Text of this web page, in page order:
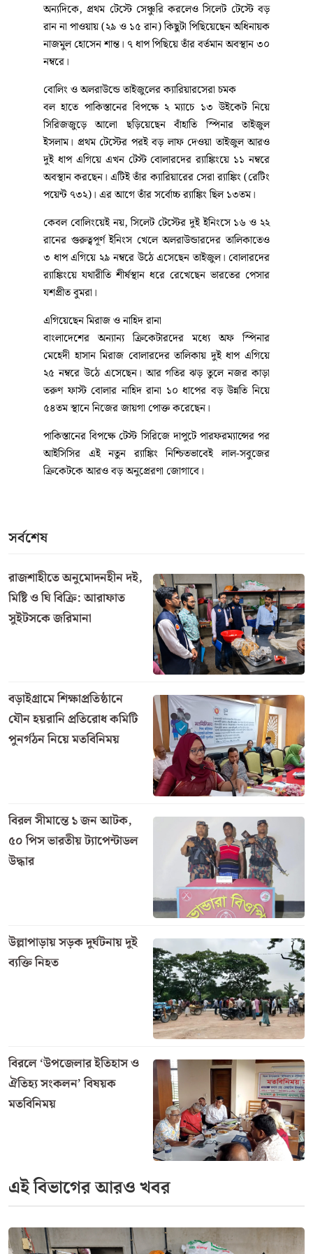
পাকিস্তানের বিপক্ষে সদ্য সমাপ্ত দুই ম্যাচের টেস্ট সিরিজে
দুর্দান্ত পারফরম্যান্সের বড় পুরস্কার পেলেন বাংলাদেশের
ক্রিকেটাররা। আন্তর্জাতিক ক্রিকেট কাউন্সিলের (আইসিসি)
দিয়েছেন মুশফিকুর রহিম ও স্পিনার তাইজুল ইসলাম। দুই
অভিজ্ঞ ক্রিকেটারই স্পর্শ করেছেন তাদের টেস্ট ক্যারিয়ারের
সর্বোচ্চ র‍্যাঙ্কিং।
ব্যাটিংয়ে মুশফিকের 'ষোলো' কলা পূর্ণ, উন্নতি লিটনেরও
পাকিস্তানের বিপক্ষে সিরিজে চার ইনিংসে একটি সেঞ্চুরি ও
একটি ফিফটিসহ মোট ২৫৩ রান করে 'সিরিজ সেরা' নির্বাচিত
আইসিসি টেস্ট ব্যাটসম্যানদের তালিকায় এক ধাক্কায় ১০ ধাপ
এগিয়ে ১৬তম স্থানে উঠে এসেছেন তিনি। দুই দশকের দীর্ঘ
আন্তর্জাতিক ক্যারিয়ারে এটিই মুশফিকের সেরা টেস্ট র‍্যাঙ্কিং।
এর আগে তাঁর সর্বোচ্চ অবস্থান ছিল ১৭তম।
উইকেটকিপার ব্যাটসম্যান লিটন দাস। সিরিজে একটি দুর্দান্ত
সেঞ্চুরিসহ ২৩৯ রান করা লিটন ১৪ ধাপ এগিয়ে বর্তমানে ২৪
নম্বর অবস্থানে জায়গা করে নিয়েছেন। তবে ব্যাটসম্যানদের
মধ্যে শীর্ষস্থানটি ধরে রেখেছেন ইংল্যান্ডের জো রুট।
অন্যদিকে, প্রথম টেস্টে সেঞ্চুরি করলেও সিলেট টেস্টে বড়
নাজমুল হোসেন শান্ত। ৭ ধাপ পিছিয়ে তাঁর বর্তমান অবস্থান ৩০
নম্বরে।
ইসলাম। প্রথম টেস্টের পরই বড় লাফ দেওয়া তাইজুল আরও
অবস্থান করছেন। এটিই তাঁর ক্যারিয়ারের সেরা র‍্যাঙ্কিং (রেটিং
পয়েন্ট ৭৩২)। এর আগে তাঁর সর্বোচ্চ র‍্যাঙ্কিং ছিল ১৩তম।
কেবল বোলিংয়েই নয়, সিলেট টেস্টের দুই ইনিংসে ১৬ ও ২২
রানের গুরুত্বপূর্ণ ইনিংস খেলে অলরাউন্ডারদের তালিকাতেও
৩ ধাপ এগিয়ে ২৯ নম্বরে উঠে এসেছেন তাইজুল। বোলারদের
র‍্যাঙ্কিংয়ে যথারীতি শীর্ষস্থান ধরে রেখেছেন ভারতের পেসার
যশপ্রীত বুমরা।
এগিয়েছেন মিরাজ ও নাহিদ রানা
বাংলাদেশের অন্যান্য ক্রিকেটারদের মধ্যে অফ স্পিনার
মেহেদী হাসান মিরাজ বোলারদের তালিকায় দুই ধাপ এগিয়ে
২৫ নম্বরে উঠে এসেছেন। আর গতির ঝড় তুলে নজর কাড়া
তরুণ ফাস্ট বোলার নাহিদ রানা ১০ ধাপের বড় উন্নতি নিয়ে
পাকিস্তানের বিপক্ষে টেস্ট সিরিজে দাপুটে পারফরম্যান্সের পর
আইসিসির এই নতুন র‍্যাঙ্কিং নিশ্চিতভাবেই লাল-সবুজের
ক্রিকেটকে আরও বড় অনুপ্রেরণা জোগাবে।
সর্বশেষ
রাজশাহীতে অনুমোদনহীন দই,
বড়াইগ্রামে শিক্ষাপ্রতিষ্ঠানে
যৌন হয়রানি প্রতিরোধ কমিটি
৫০ পিস ভারতীয় ট্যাপেন্টাডল